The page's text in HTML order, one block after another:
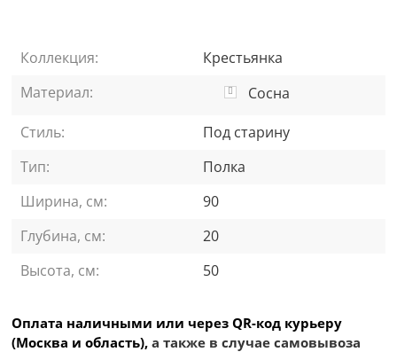
Коллекция:
Крестьянка
Материал:
Сосна
Стиль:
Под старину
Тип:
Полка
Ширина, см:
90
Глубина, см:
20
Высота, см:
50
Оплата наличными или через QR-код курьеру
(Москва и область), а также в случае самовывоза